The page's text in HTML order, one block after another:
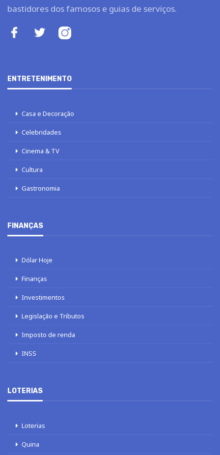
bastidores dos famosos e guias de serviços.
ENTRETENIMENTO
Casa e Decoração
Celebridades
Cinema & TV
Cultura
Gastronomia
FINANÇAS
Dólar Hoje
Finanças
Investimentos
Legislação e Tributos
Imposto de renda
INSS
LOTERIAS
Loterias
Quina